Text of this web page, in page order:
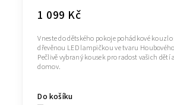
1 099 Kč
Do košíku
Vneste do dětského pokoje pohádkové
dřevěnou LED lampičkou ve tvaru
Pečlivě vybraný kousek pro radost vašich dětí
domov.